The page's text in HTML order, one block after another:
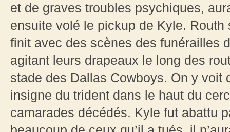
et de graves troubles psychiques,
ensuite volé le pickup de Kyle.
finit avec des scènes des
agitant leurs drapeaux le long des
stade des Dallas Cowboys. On y voit
insigne du trident dans le haut du
camarades décédés. Kyle fut abattu